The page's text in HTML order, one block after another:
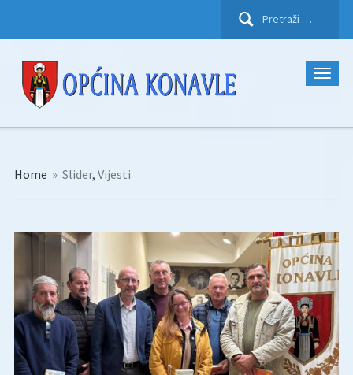
Pretraži:
Home » Slider, Vijesti